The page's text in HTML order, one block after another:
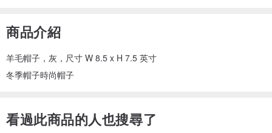
商品介紹
羊毛帽子，灰，尺寸 W 8.5 x H 7.5 英寸
冬季帽子時尚帽子
看過此商品的人也搜尋了